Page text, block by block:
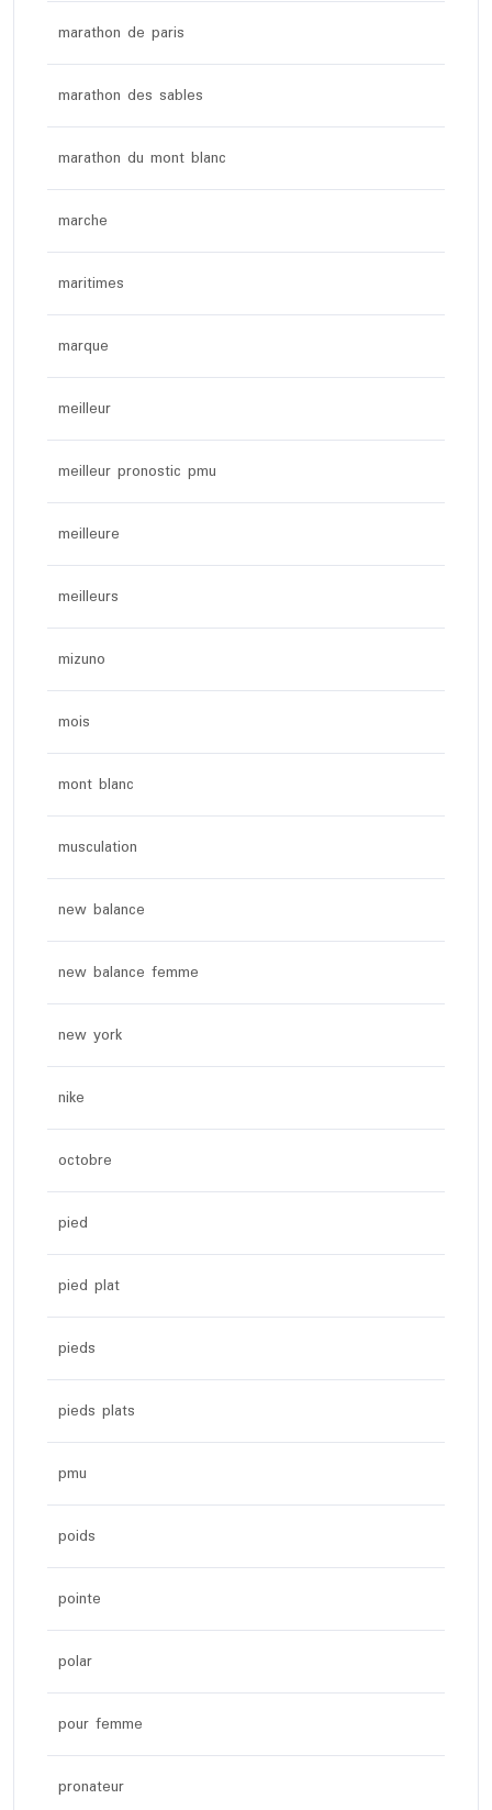
marathon de paris
marathon des sables
marathon du mont blanc
marche
maritimes
marque
meilleur
meilleur pronostic pmu
meilleure
meilleurs
mizuno
mois
mont blanc
musculation
new balance
new balance femme
new york
nike
octobre
pied
pied plat
pieds
pieds plats
pmu
poids
pointe
polar
pour femme
pronateur